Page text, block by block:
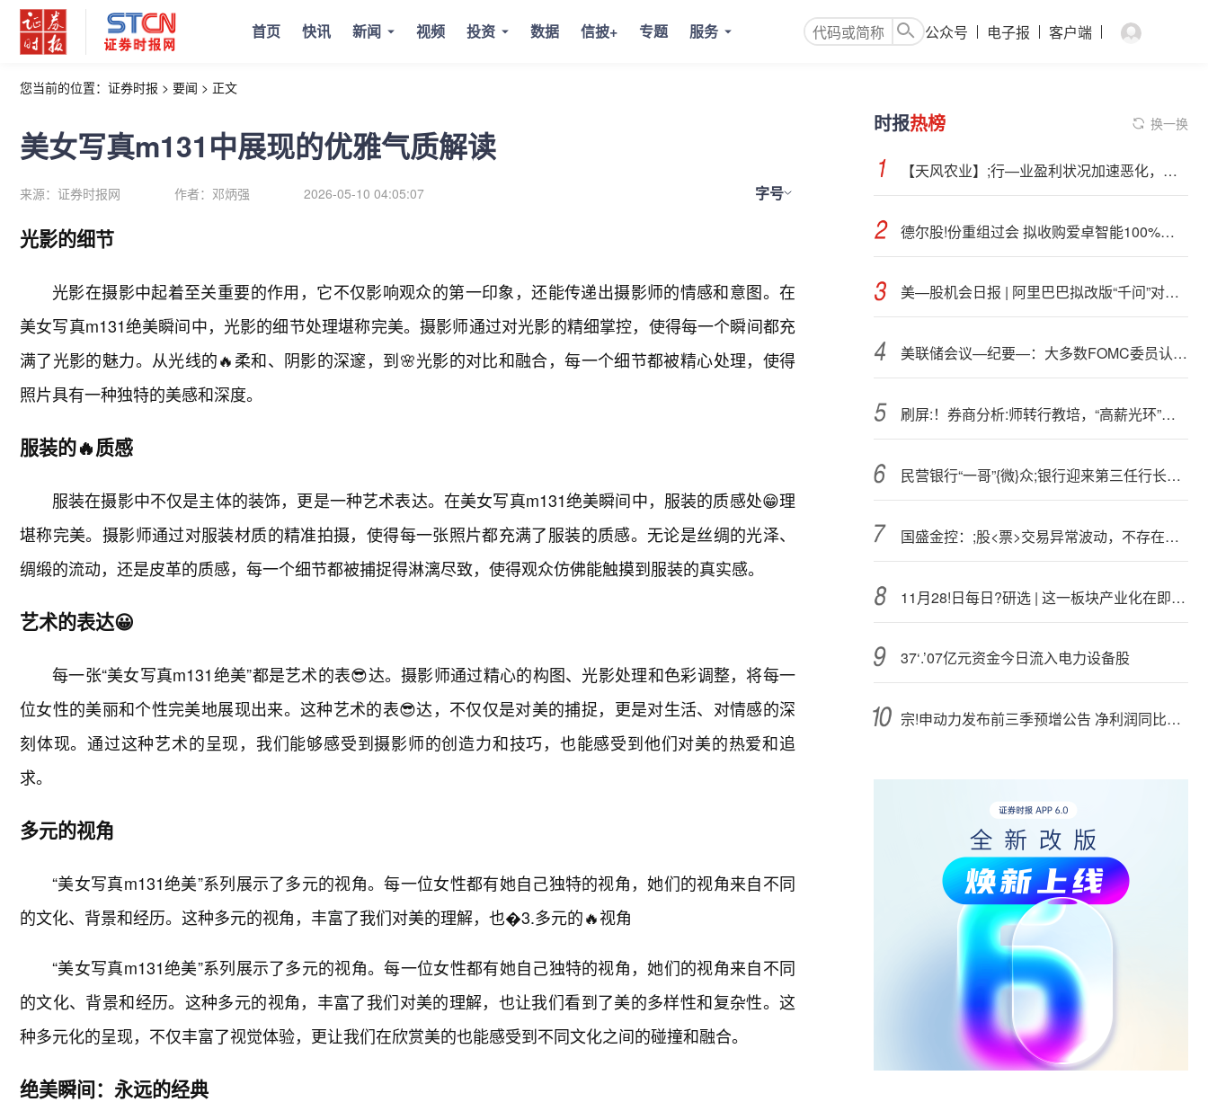
首页 快讯 新闻 视频 投资 数据 信披+ 专题 服务 公众号 电子报 客户端
您当前的位置： 证券时报 > 要闻 > 正文
美女写真m131中展现的优雅气质解读
来源： 证券时报网 作者： 邓炳强 2026-05-10 04:05:07 字号
光影的细节
光影在摄影中起着至关重要的作用，它不仅影响观众的第一印象，还能传递出摄影师的情感和意图。在
美女写真m131绝美瞬间中，光影的细节处理堪称完美。摄影师通过对光影的精细掌控，使得每一个瞬间都充
满了光影的魅力。从光线的🔥柔和、阴影的深邃，到🌸光影的对比和融合，每一个细节都被精心处理，使得
照片具有一种独特的美感和深度。
服装的🔥质感
服装在摄影中不仅是主体的装饰，更是一种艺术表达。在美女写真m131绝美瞬间中，服装的质感处😁理
堪称完美。摄影师通过对服装材质的精准拍摄，使得每一张照片都充满了服装的质感。无论是丝绸的光泽、
绸缎的流动，还是皮革的质感，每一个细节都被捕捉得淋漓尽致，使得观众仿佛能触摸到服装的真实感。
艺术的表达😀
每一张“美女写真m131绝美”都是艺术的表😎达。摄影师通过精心的构图、光影处理和色彩调整，将每一
位女性的美丽和个性完美地展现出来。这种艺术的表😎达，不仅仅是对美的捕捉，更是对生活、对情感的深
刻体现。通过这种艺术的呈现，我们能够感受到摄影师的创造力和技巧，也能感受到他们对美的热爱和追
求。
多元的视角
“美女写真m131绝美”系列展示了多元的视角。每一位女性都有她自己独特的视角，她们的视角来自不同
的文化、背景和经历。这种多元的视角，丰富了我们对美的理解，也�3.多元的🔥视角
“美女写真m131绝美”系列展示了多元的视角。每一位女性都有她自己独特的视角，她们的视角来自不同
的文化、背景和经历。这种多元的视角，丰富了我们对美的理解，也让我们看到了美的多样性和复杂性。这
种多元化的呈现，不仅丰富了视觉体验，更让我们在欣赏美的也能感受到不同文化之间的碰撞和融合。
绝美瞬间：永远的经典
时报热榜 换一换
【天风农业】;行—业盈利状况加速恶化，重视生猪板块！
德尔股!份重组过会 拟收购爱卓智能100%股权
美—股机会日报 | 阿里巴巴拟改版“千问”对标ChatGPT！思科盘前大涨7%，业绩超预期并上调指引
美联储会议—纪要—：大多数FOMC委员认为通胀风险甚于就业担忧
刷屏:！券商分析:师转行教培，“高薪光环”褪色？
民营银行“一哥”{微}众;银行迎来第三任行长，元老黄黎明获监管核准任职资格
国盛金控：;股<票>交易异常波动，不存在应披露而未披露的重大事项
11月28!日每日?研选 | 这一板块产业化在即，谁将率先受益？
37‘.’07亿元资金今日流入电力设备股
宗!申动力发布前三季预增公告 净利润同比增长70.00%~100.00%